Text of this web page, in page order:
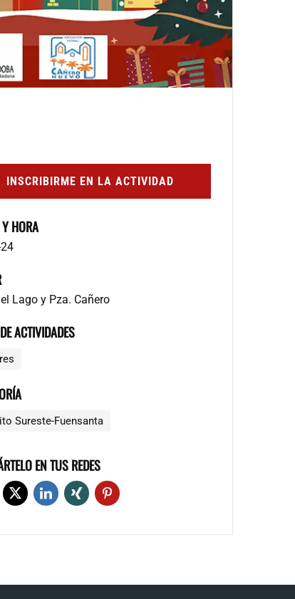
INSCRIBIRME EN LA ACTIVIDAD
HORA
Lago y Pza. Cañero
ACTIVIDADES
Sureste-Fuensanta
EN TUS REDES